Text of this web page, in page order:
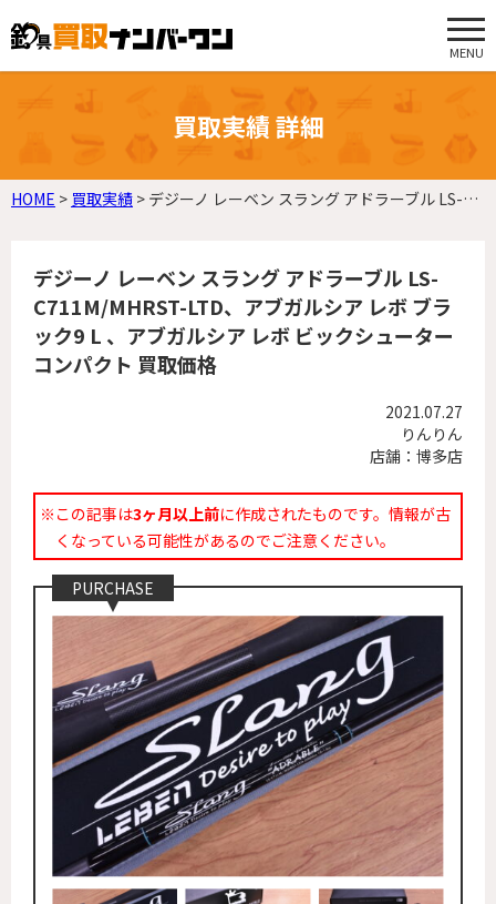
MENU
買取実績 詳細
HOME > 買取実績 > デジーノ レーベン スラング アドラーブル LS-C711M/MHRST-LTD、アブガルシア レボ ブラック9 L 、アブガルシア レボ ビックシューター コンパクト 買取価格
デジーノ レーベン スラング アドラーブル LS-
C711M/MHRST-LTD、アブガルシア レボ ブラ
ック9 L 、アブガルシア レボ ビックシューター
コンパクト 買取価格
2021.07.27
りんりん
店舗：博多店
※この記事は3ヶ月以上前に作成されたものです。情報が古
くなっている可能性があるのでご注意ください。
PURCHASE